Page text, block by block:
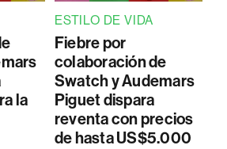
la
ESTILO DE VIDA
Fiebre por
colaboración de
Swatch y Audemars
Piguet dispara
reventa con precios
de hasta US$5.000